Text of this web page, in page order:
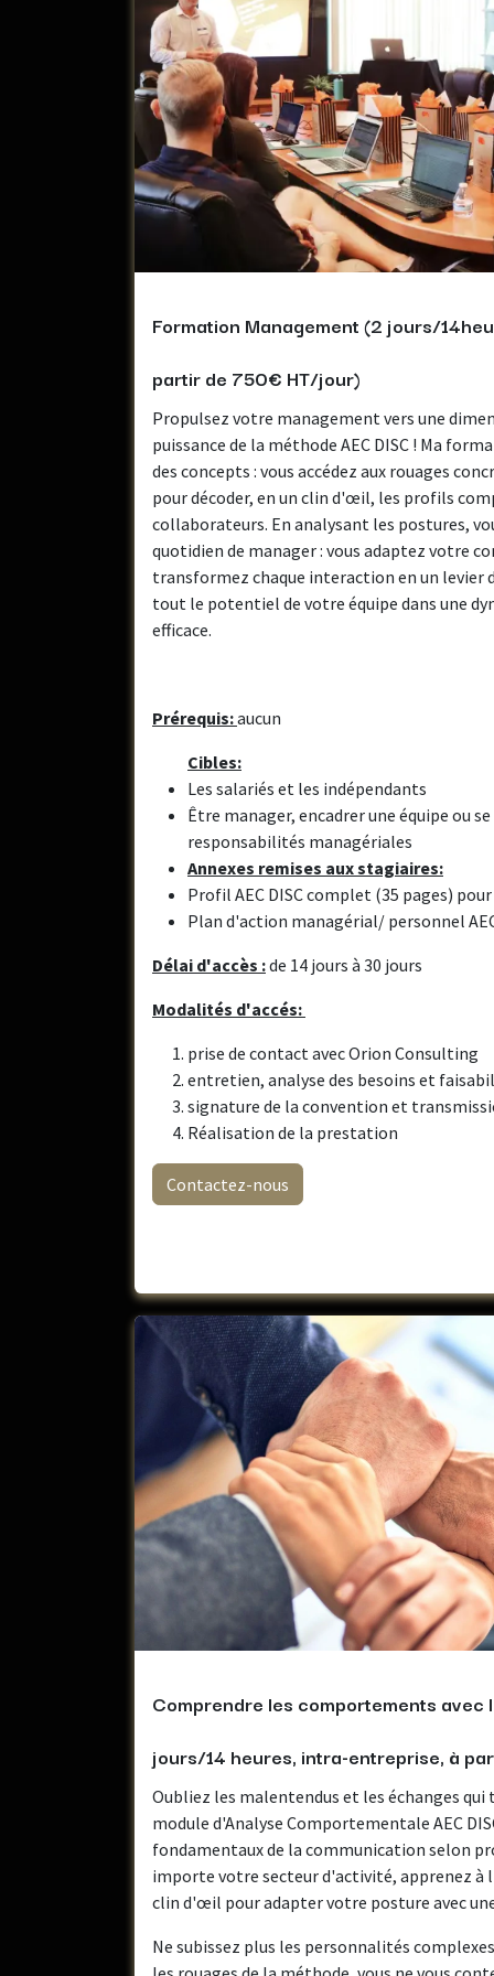
Formation Management (2 jours/
partir de 750€ HT/jour)
Propulsez votre management vers une
puissance de la méthode AEC DISC ! Ma
des concepts : vous accédez aux rouages
pour décoder, en un clin d'œil, les profils
collaborateurs. En analysant les postures,
quotidien de manager : vous adaptez votre
transformez chaque interaction en un levier
tout le potentiel de votre équipe dans une
efficace.
Prérequis:aucun
Cibles:
Les salariés et les indépendants
Être manager, encadrer une équipe ou
responsabilités managériales
Annexes remises aux stagiaires:
Profil AEC DISC complet (35 pages)
Plan d'action managérial/ personnel
Délai d'accès :de 14 jours à 30 jours
Modalités d'accés:
prise de contact avec Orion Consulting
entretien, analyse des besoins et
signature de la convention et
Réalisation de la prestation
Contactez-nous
Comprendre les comportements avec
jours/14 heures, intra-entreprise, à
Oubliez les malentendus et les échanges qui
module d'Analyse Comportementale AEC
fondamentaux de la communication selon
importe votre secteur d'activité, apprenez à
clin d'œil pour adapter votre posture avec
Ne subissez plus les personnalités